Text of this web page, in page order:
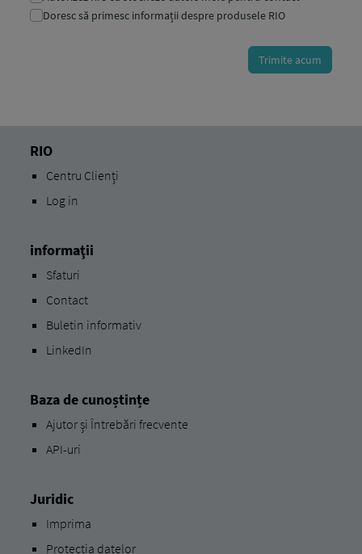
RIO
Centru Clienți
Log in
informaţii
Sfaturi
Contact
Buletin informativ
LinkedIn
Baza de cunoștințe
Ajutor și Întrebări frecvente
API-uri
Juridic
Imprima
Protecția datelor